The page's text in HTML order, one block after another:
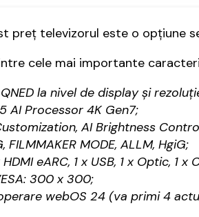
preţ televizorul este o opţiune
cele mai importante
la nivel de display şi
AI Processor 4K Gen7;
AI Brightness
FILMMAKER MODE, ALLM, HgiG;
eARC, 1 x USB, 1 x Optic, 1 x
300 x 300;
webOS 24 (va primi 4